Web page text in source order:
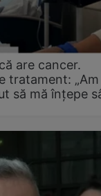
are cancer.
tratament:
să mă înțepe